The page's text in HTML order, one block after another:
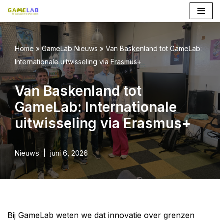
Ga
naar
de
inhoud
Home »GameLab Nieuws » Van Baskenland tot GameLab:
Internationale uitwisseling via Erasmus+
Van Baskenland tot
GameLab: Internationale
uitwisseling via Erasmus+
Nieuws juni 6, 2026
Bij GameLab weten we dat innovatie over grenzen